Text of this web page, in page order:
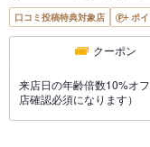
口コミ投稿特典対象店 ポ
クーポン
来店日の年齢倍数10%オ
店確認必須になります）